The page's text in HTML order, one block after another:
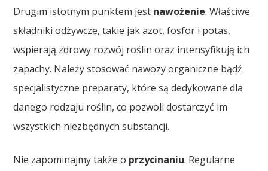
Drugim istotnym punktem jest nawożenie. Właściwe
składniki odżywcze, takie jak azot, fosfor i potas,
wspierają zdrowy rozwój roślin oraz intensyfikują ich
zapachy. Należy stosować nawozy organiczne bądź
specjalistyczne preparaty, które są dedykowane dla
danego rodzaju roślin, co pozwoli dostarczyć im
wszystkich niezbędnych substancji.
Nie zapominajmy także o przycinaniu. Regularne